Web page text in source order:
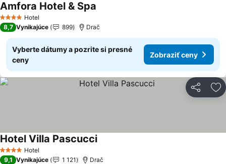
4 Počet hviezdičiek
Hotel
Amfora Hotel & Spa
8,7 Vynikajúce 899 Drač
Vyberte dátumy a pozrite si presné
ceny
Zobraziť ceny
Zdieľať
4 Počet hviezdičiek
Hotel
Hotel Villa PascucciZobraziť ceny
9,1 Vynikajúce 1 121 Drač